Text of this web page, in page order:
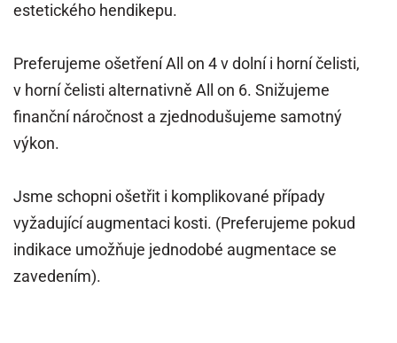
estetického hendikepu.
Preferujeme ošetření All on 4 v dolní i horní čelisti,
v horní čelisti alternativně All on 6. Snižujeme
finanční náročnost a zjednodušujeme samotný
výkon.
Jsme schopni ošetřit i komplikované případy
vyžadující augmentaci kosti. (Preferujeme pokud
indikace umožňuje jednodobé augmentace se
zavedením).